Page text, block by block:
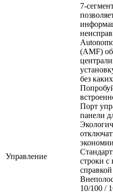
Управление
7-
(AMF)
без
Порт
панели
строки с
справкой
10/100 /